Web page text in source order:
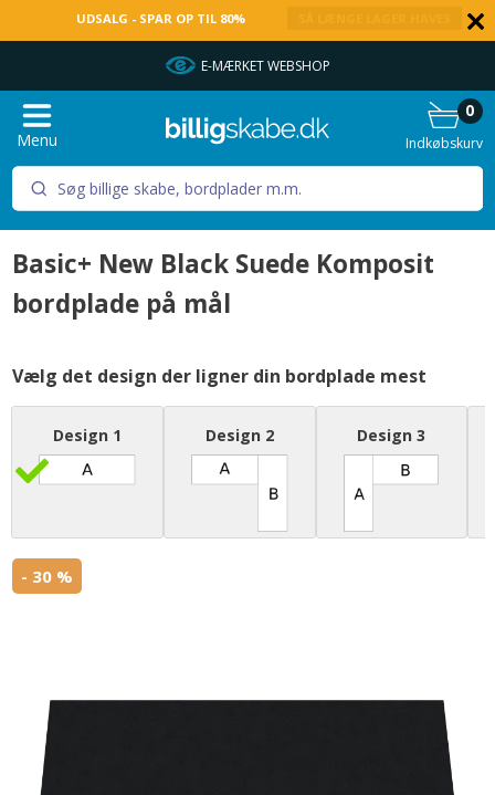
UDSALG - SPAR OP TIL 80%
E-MÆRKET WEBSHOP
Menu Indkøbskurv
0
Basic+ New Black Suede Komposit
bordplade på mål
Vælg det design der ligner din bordplade mest
Design 1 Design 2 Design 3
- 30 %